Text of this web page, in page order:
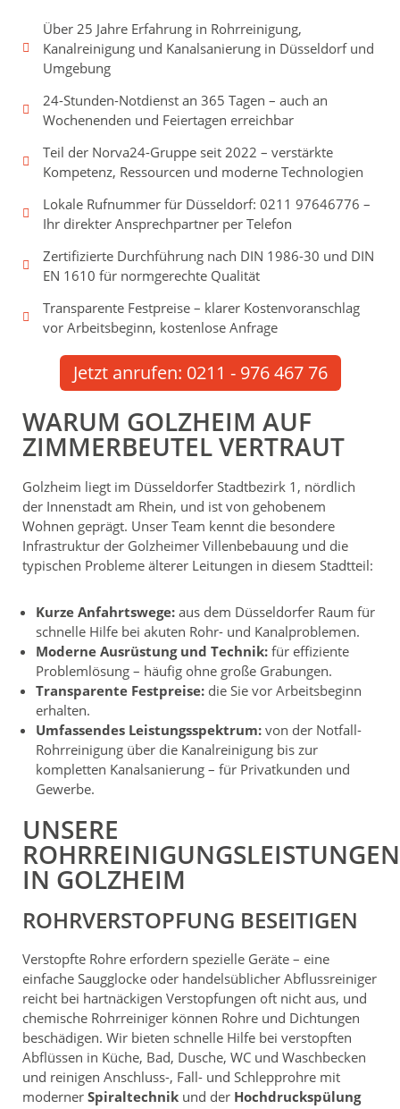
Über 25 Jahre Erfahrung in Rohrreinigung,
Kanalreinigung und Kanalsanierung in Düsseldorf und
Umgebung
24-Stunden-Notdienst an 365 Tagen – auch an
Wochenenden und Feiertagen erreichbar
Teil der Norva24-Gruppe seit 2022 – verstärkte
Kompetenz, Ressourcen und moderne Technologien
Lokale Rufnummer für Düsseldorf: 0211 97646776 –
Ihr direkter Ansprechpartner per Telefon
Zertifizierte Durchführung nach DIN 1986-30 und DIN
EN 1610 für normgerechte Qualität
Transparente Festpreise – klarer Kostenvoranschlag
vor Arbeitsbeginn, kostenlose Anfrage
Jetzt anrufen: 0211 - 976 467 76
WARUM GOLZHEIM AUF
ZIMMERBEUTEL VERTRAUT
Golzheim liegt im Düsseldorfer Stadtbezirk 1, nördlich
der Innenstadt am Rhein, und ist von gehobenem
Wohnen geprägt. Unser Team kennt die besondere
Infrastruktur der Golzheimer Villenbebauung und die
typischen Probleme älterer Leitungen in diesem Stadtteil:
Kurze Anfahrtswege: aus dem Düsseldorfer Raum für
schnelle Hilfe bei akuten Rohr- und Kanalproblemen.
Moderne Ausrüstung und Technik: für effiziente
Problemlösung – häufig ohne große Grabungen.
Transparente Festpreise: die Sie vor Arbeitsbeginn
erhalten.
Umfassendes Leistungsspektrum: von der Notfall-
Rohrreinigung über die Kanalreinigung bis zur
kompletten Kanalsanierung – für Privatkunden und
Gewerbe.
UNSERE
ROHRREINIGUNGSLEISTUNGEN
IN GOLZHEIM
ROHRVERSTOPFUNG BESEITIGEN
Verstopfte Rohre erfordern spezielle Geräte – eine
einfache Saugglocke oder handelsüblicher Abflussreiniger
reicht bei hartnäckigen Verstopfungen oft nicht aus, und
chemische Rohrreiniger können Rohre und Dichtungen
beschädigen. Wir bieten schnelle Hilfe bei verstopften
Abflüssen in Küche, Bad, Dusche, WC und Waschbecken
und reinigen Anschluss-, Fall- und Schlepprohre mit
moderner Spiraltechnik und der Hochdruckspülung